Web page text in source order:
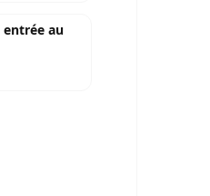
entrée au